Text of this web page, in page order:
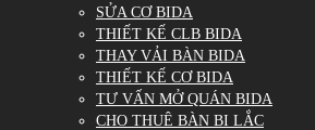
SỬA CƠ BIDA
THIẾT KẾ CLB BIDA
THAY VẢI BÀN BIDA
THIẾT KẾ CƠ BIDA
TƯ VẤN MỞ QUÁN BIDA
CHO THUÊ BÀN BI LẮC